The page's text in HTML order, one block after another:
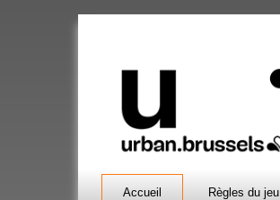
Accueil Règles du jeu